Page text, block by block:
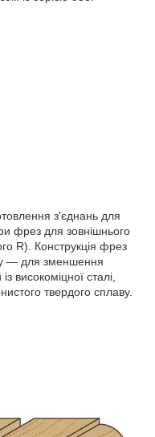
з'єднань для
фрез для зовнішнього
R). Конструкція фрез
— для зменшення
високоміцної сталі,
твердого сплаву.